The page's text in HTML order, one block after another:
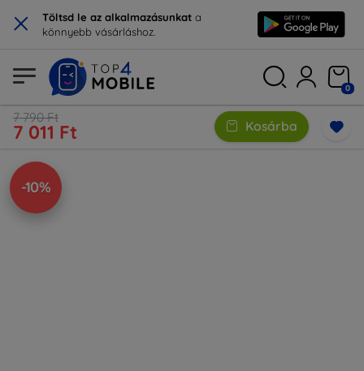
× Töltsd le az alkalmazásunkat a
könnyebb vásárláshoz.
0
7 790 Ft
7 011 Ft Kosárba
-10%